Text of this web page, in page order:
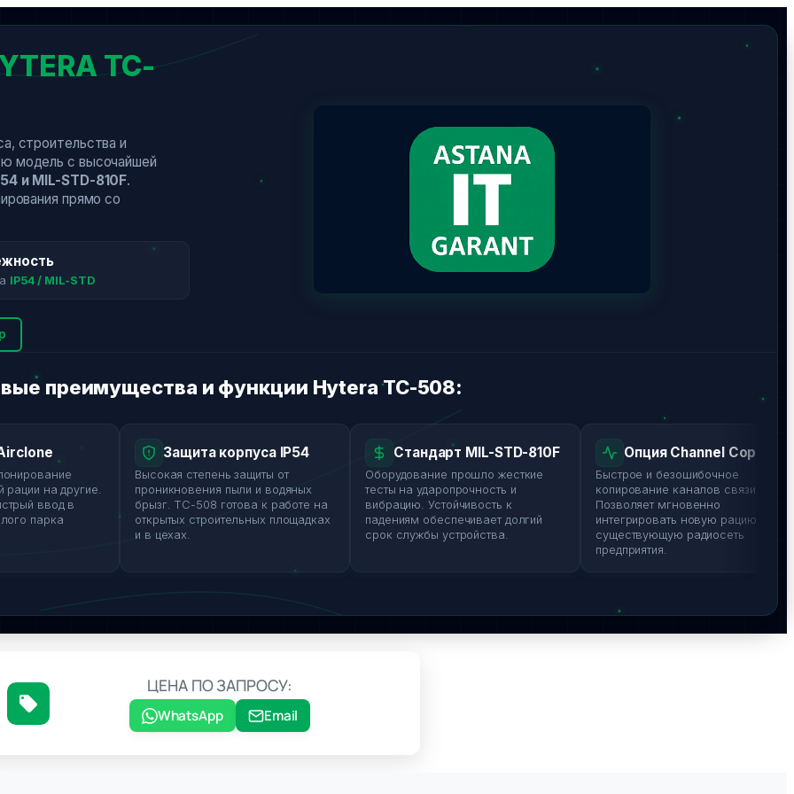
TC-
строительства и
модель с высочайшей
и MIL-STD-810F.
прямо со
IP54 / MIL-STD
преимущества и функции Hytera TC-508:
на другие.
ввод в
парка
Защита корпуса IP54
Высокая степень защиты от
проникновения пыли и водяных
брызг. TC-508 готова к работе на
открытых строительных площадках
и в цехах.
Стандарт MIL-STD-810F
Оборудование прошло жесткие
тесты на ударопрочность и
вибрацию. Устойчивость к
падениям обеспечивает долгий
срок службы устройства.
Опция Channel Copy
Быстрое и безошибочное
копирование каналов связи.
Позволяет мгновенно
интегрировать новую рацию в
существующую радиосеть
предприятия.
ЦЕНА ПО ЗАПРОСУ:
WhatsApp Email